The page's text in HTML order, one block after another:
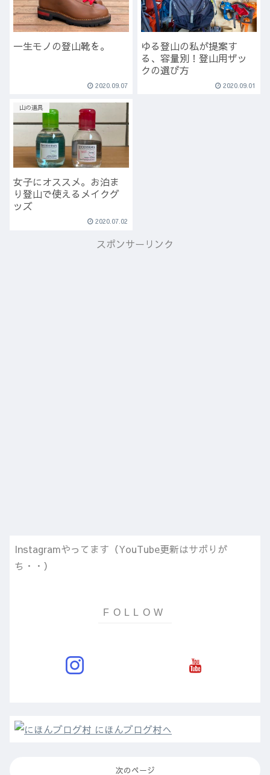
一生モノの登山靴を。
2020.09.07
ゆる登山の私が提案す
る、容量別！登山用ザッ
クの選び方
2020.09.01
山の道具
女子にオススメ。お泊ま
り登山で使えるメイクグ
ッズ
2020.07.02
スポンサーリンク
Instagramやってます（YouTube更新はサボりが
ち・・）
次のページ